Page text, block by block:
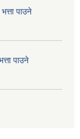
पाउने
पाउने